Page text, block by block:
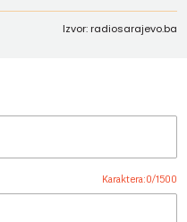
Izvor: radiosarajevo.ba
Karaktera:0/1500